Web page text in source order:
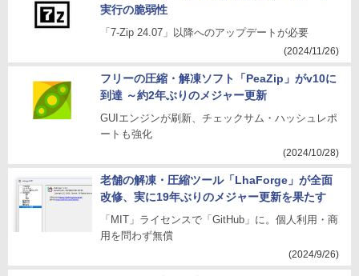
実行の脆弱性
「7-Zip 24.07」以降へのアップデートが必要
(2024/11/26)
フリーの圧縮・解凍ソフト「PeaZip」がv10に
到達 ～約2年ぶりのメジャー更新
GUIエンジンが刷新、チェックサム・ハッシュレポ
ートも強化
(2024/10/28)
老舗の解凍・圧縮ツール「LhaForge」が全面
改修、実に19年ぶりのメジャー更新を果たす
「MIT」ライセンスで「GitHub」に。個人利用・商
用を問わず無償
(2024/9/26)